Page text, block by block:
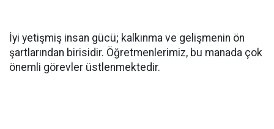
İyi yetişmiş insan gücü; kalkınma ve gelişmenin ön
şartlarından birisidir. Öğretmenlerimiz, bu manada çok
önemli görevler üstlenmektedir.